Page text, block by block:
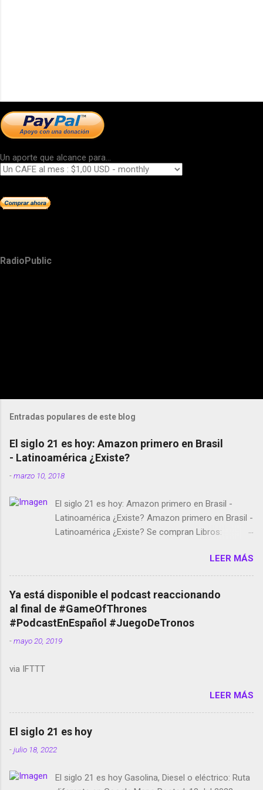
Un aporte que alcance para...
RadioPublic
Entradas populares de este blog
El siglo 21 es hoy: Amazon primero en Brasil
- Latinoamérica ¿Existe?
-marzo 10, 2018
El siglo 21 es hoy: Amazon primero en Brasil -
Latinoamérica ¿Existe? Amazon primero en Brasil -
Latinoamérica ¿Existe? Se compran Libros:
temporada de Black Mirror Twitter deja de verificar
cuentas Responden los fotógrafos Brian May y el
copyright en Instagram Música y vídeo selfies en la
red social Riddley Scott saca a Kevin Spacey de su
película Francisco regaña a los que usan el
smartphone en sus misas La serie de la Tierra
Media GoBee - StartUp de bicicletas de alquiler
Live Photos en Google Photos Llegando Partimos
Dictados en Android El tamaño y su importancia...
LEER MÁS
Ya está disponible el podcast reaccionando
al final de #GameOfThrones
#PodcastEnEspañol #JuegoDeTronos
-mayo 20, 2019
via IFTTT
LEER MÁS
El siglo 21 es hoy
-julio 18, 2022
El siglo 21 es hoy Gasolina, Diesel o eléctrico: Ruta